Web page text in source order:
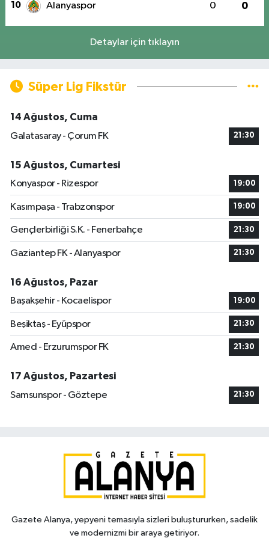
10 Alanyaspor 0 0
Detaylar için tıklayın
Süper Lig Fikstür
14 Ağustos, Cuma
Galatasaray - Çorum FK
21:30
15 Ağustos, Cumartesi
Konyaspor - Rizespor
19:00
Kasımpaşa - Trabzonspor 19:00
Gençlerbirliği S.K. - Fenerbahçe 21:30
Gaziantep FK - Alanyaspor 21:30
16 Ağustos, Pazar
Başakşehir - Kocaelispor
19:00
Beşiktaş - Eyüpspor 21:30
Amed - Erzurumspor FK 21:30
17 Ağustos, Pazartesi
Samsunspor - Göztepe
21:30
Gazete Alanya, yepyeni temasıyla sizleri buluştururken, sadelik
ve modernizmi bir araya getiriyor.